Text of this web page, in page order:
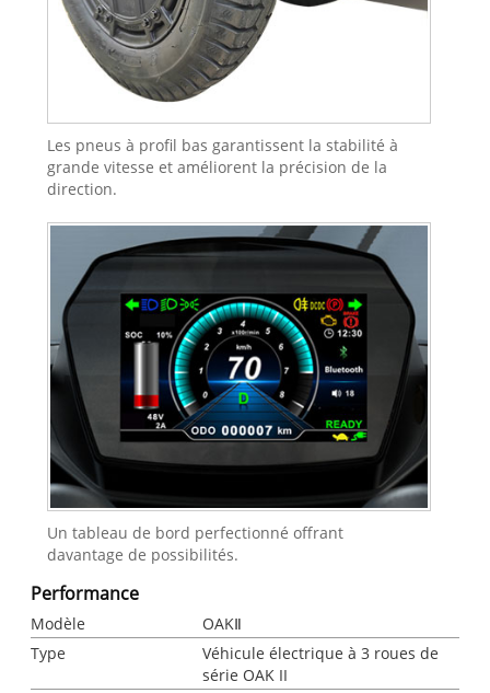
Les pneus à profil bas garantissent la stabilité à
grande vitesse et améliorent la précision de la
direction.
Un tableau de bord perfectionné offrant
davantage de possibilités.
Performance
Modèle
OAKⅡ
Type
Véhicule électrique à 3 roues de
série OAK II